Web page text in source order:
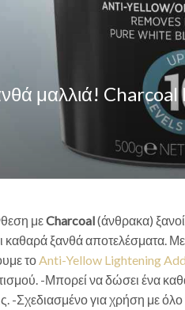
μαλλιά!
μεCharcoal(άνθρακα)
καθαρά ξανθά αποτελέσματα.
τοAnti-Yellow Lightening
-Μπορεί να δώσει ένα
-Σχεδιασμένο για χρήση με